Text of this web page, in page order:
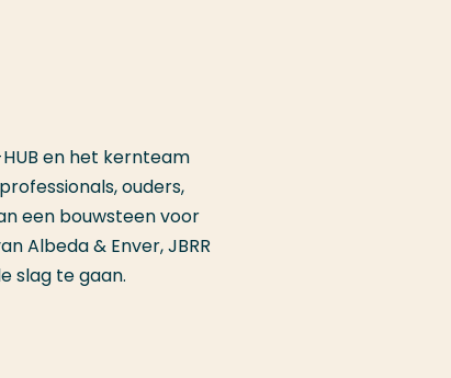
en het kernteam
ouders,
een bouwsteen voor
Albeda & Enver, JBRR
slag te gaan.